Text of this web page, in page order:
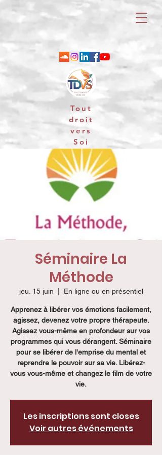
06 88 25 79 74 / email : contact
Tout
droit
vers
Soi
Séminaire La
Méthode
jeu. 15 juin En ligne ou en présentiel
Apprenez à libérer vos émotions facilement,
agissez, devenez votre propre thérapeute.
Agissez vous-même en profondeur sur vos
programmes qui vous dérangent. Séminaire
pour se libérer de l'emprise du mental et
reprendre le pouvoir sur sa vie. Libérez-
vous vous-même et changez le film de votre
vie.
Les inscriptions sont closes
Voir autres événements